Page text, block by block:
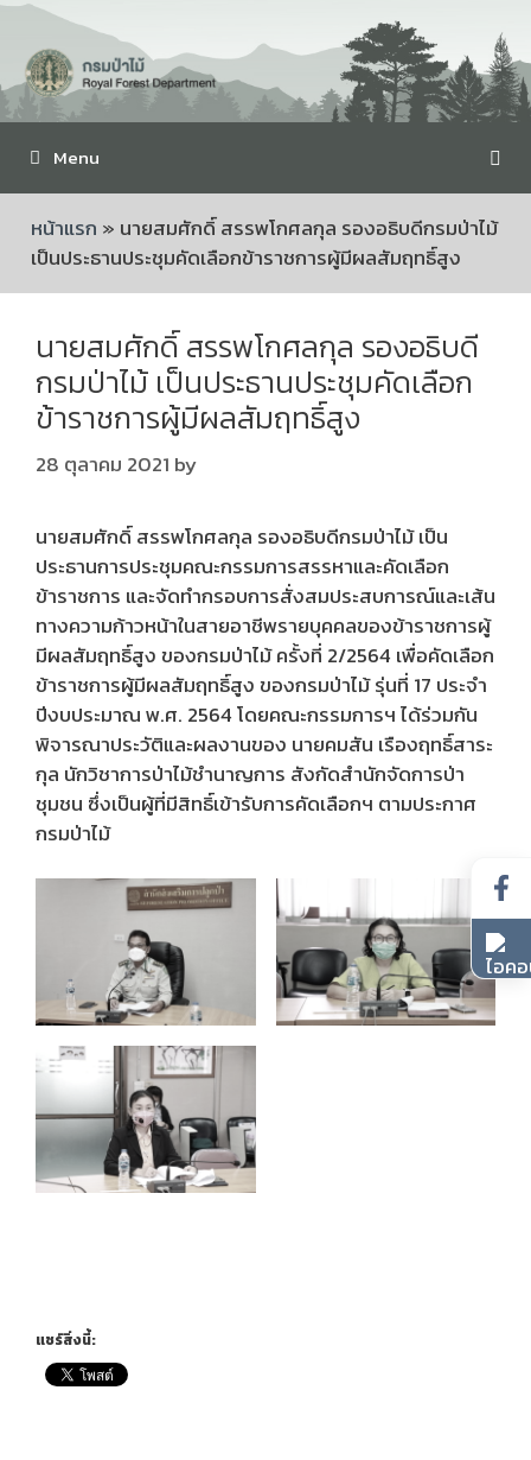
Menu
หน้าแรก » นายสมศักดิ์ สรรพโกศลกุล รองอธิบดีกรมป่าไม้
เป็นประธานประชุมคัดเลือกข้าราชการผู้มีผลสัมฤทธิ์สูง
นายสมศักดิ์ สรรพโกศลกุล รองอธิบดี
กรมป่าไม้ เป็นประธานประชุมคัดเลือก
ข้าราชการผู้มีผลสัมฤทธิ์สูง
28 ตุลาคม 2021 by
นายสมศักดิ์ สรรพโกศลกุล รองอธิบดีกรมป่าไม้ เป็น
ประธานการประชุมคณะกรรมการสรรหาและคัดเลือก
ข้าราชการ และจัดทำกรอบการสั่งสมประสบการณ์และเส้น
ทางความก้าวหน้าในสายอาชีพรายบุคคลของข้าราชการผู้
มีผลสัมฤทธิ์สูง ของกรมป่าไม้ ครั้งที่ 2/2564 เพื่อคัดเลือก
ข้าราชการผู้มีผลสัมฤทธิ์สูง ของกรมป่าไม้ รุ่นที่ 17 ประจำ
ปีงบประมาณ พ.ศ. 2564 โดยคณะกรรมการฯ ได้ร่วมกัน
พิจารณาประวัติและผลงานของ นายคมสัน เรืองฤทธิ์สาระ
กุล นักวิชาการป่าไม้ชำนาญการ สังกัดสำนักจัดการป่า
ชุมชน ซึ่งเป็นผู้ที่มีสิทธิ์เข้ารับการคัดเลือกฯ ตามประกาศ
กรมป่าไม้
แชร์สิ่งนี้: